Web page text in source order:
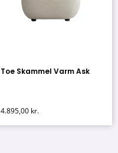
Toe Skammel Varm Ask
4.895,00 kr.